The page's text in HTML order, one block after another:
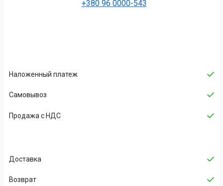
+380 96 0000-543
Наложенный платеж
Cамовывоз
Продажа с НДС
Доставка
Возврат